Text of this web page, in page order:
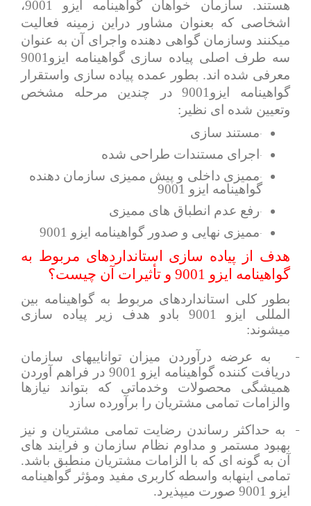
هستند. سازمان خواهان گواهینامه ایزو 9001،
اشخاصی که بعنوان مشاور دراین زمینه فعالیت
میکنند وسازمان گواهی دهنده واجرای آن به عنوان
سه طرف اصلی پیاده سازی گواهینامه ایزو9001
معرفی شده اند. بطور عمده پیاده سازی واستقرار
گواهینامه ایزو9001 در چندین مرحله مشخص
وتعیین شده ای نظیر:
·مستند سازی
·اجرای مستندات طراحی شده
·ممیزی داخلی و پیش ممیزی سازمان دهنده
گواهینامه ایزو 9001
·رفع عدم انطباق های ممیزی
·ممیزی نهایی و صدور گواهینامه ایزو 9001
هدف از پیاده سازی استانداردهای مربوط به
گواهینامه ایزو 9001 و تأثیرات آن چیست؟
بطور کلی استانداردهای مربوط به گواهینامه بین
المللی ایزو 9001 بادو هدف زیر پیاده سازی
میشوند:
به عرضه درآوردن میزان تواناییهای سازمان
دریافت کننده گواهینامه ایزو 9001 در فراهم آوردن
همیشگی محصولات وخدماتی که بتواند نیازها
والزامات تمامی مشتریان را برآورده سازد
به حداکثر رساندن رضایت تمامی مشتریان و نیز
بهبود مستمر و مداوم نظام سازمان و فرایند های
آن به گونه ای که با الزامات مشتریان منطبق باشد.
تمامی اینهابه واسطه کاربری مفید ومؤثر گواهینامه
ایزو 9001 صورت میپذیرد.